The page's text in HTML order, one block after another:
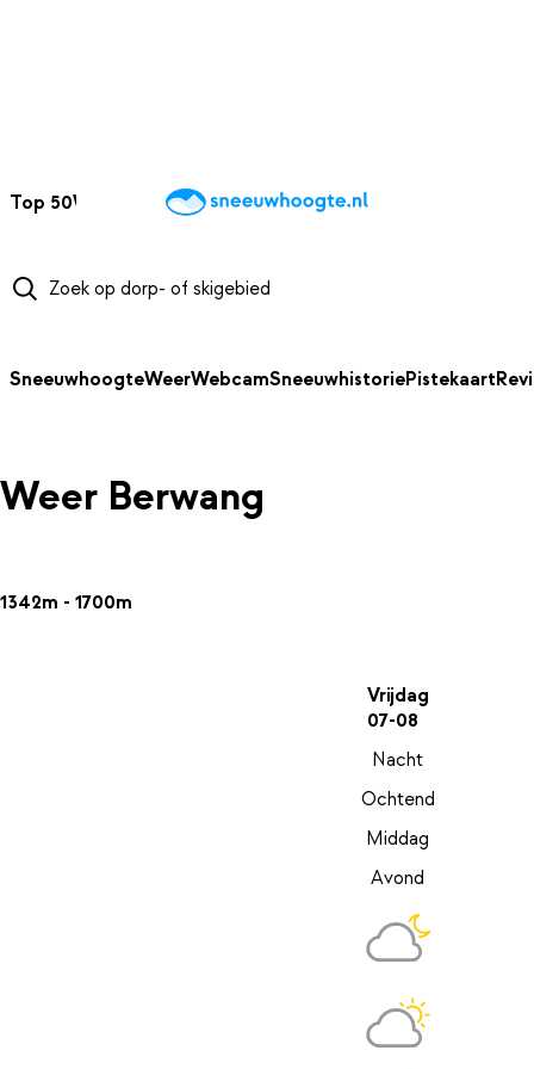
Top 50Webcams WintersportweerKaarten
SneeuwhoogteWeerWebcamSneeuwhistoriePistekaart
Weer Berwang
1342m - 1700m
Vrijdag
07-08
Nacht
Ochtend
Middag
Avond